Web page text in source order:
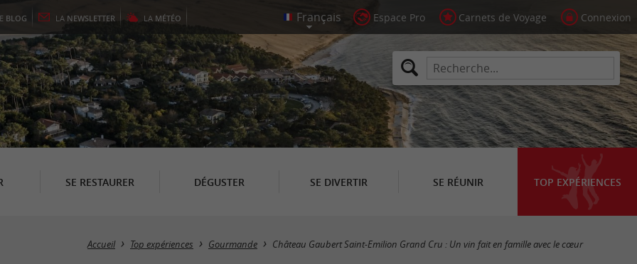
BLOG LA NEWSLETTER LA MÉTÉO Espace Pro Carnets de Voyage Connexion
SE RESTAURER DÉGUSTER SE DIVERTIR SE RÉUNIR TOP EXPÉRIENCES
Accueil Top expériences Gourmande Château Gaubert Saint-Emilion Grand Cru : Un vin fait en famille avec le cœur